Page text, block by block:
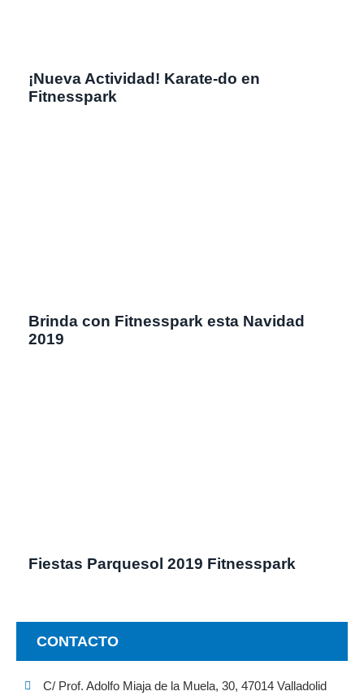
¡Nueva Actividad! Karate-do en
Fitnesspark
Brinda con Fitnesspark esta Navidad
2019
Fiestas Parquesol 2019 Fitnesspark
CONTACTO
C/ Prof. Adolfo Miaja de la Muela, 30, 47014 Valladolid